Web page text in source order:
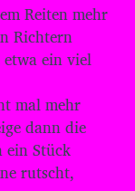
Reiten mehr
Richtern
ein viel
mal mehr
dann die
ein Stück
rutscht,